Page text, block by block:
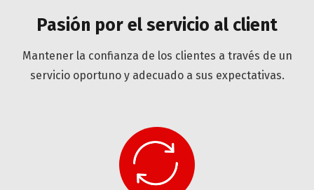
Pasión por el servicio al client
Mantener la confianza de los clientes a través de un
servicio oportuno y adecuado a sus expectativas.